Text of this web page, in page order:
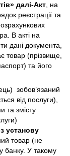
далі-Акт, на
реєстрації та
В акті на
дані документа,
товар (прізвище,
та його
зобов’язаний
від послуги),
та змісту
установу
товар (не
банку. У такому